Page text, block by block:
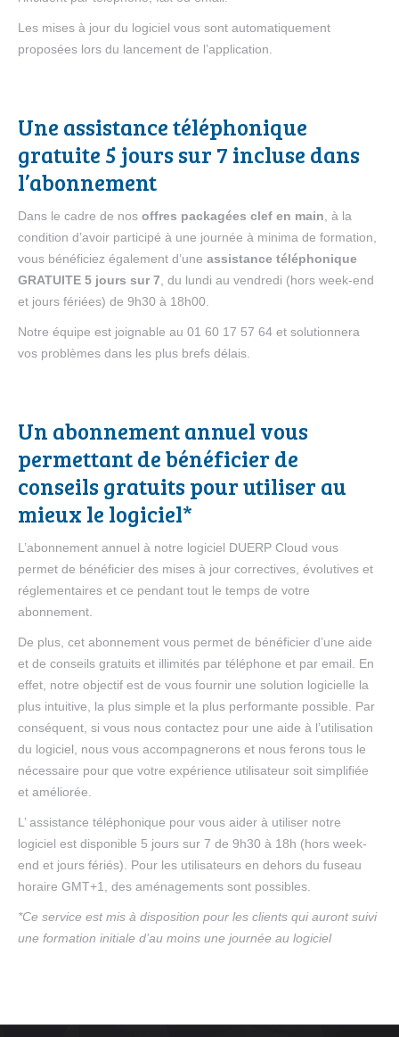
Les mises à jour du logiciel vous sont automatiquement
proposées lors du lancement de l’application.
Une assistance téléphonique
gratuite 5 jours sur 7 incluse dans
l’abonnement
Dans le cadre de nos offres packagées clef en main , à la
condition d’avoir participé à une journée à minima de formation,
vous bénéficiez également d’une assistance téléphonique
GRATUITE 5 jours sur 7 , du lundi au vendredi (hors week-end
et jours fériées) de 9h30 à 18h00.
Notre équipe est joignable au 01 60 17 57 64 et solutionnera
vos problèmes dans les plus brefs délais.
Un abonnement annuel vous
permettant de bénéficier de
conseils gratuits pour utiliser au
mieux le logiciel*
L’abonnement annuel à notre logiciel DUERP Cloud vous
permet de bénéficier des mises à jour correctives, évolutives et
réglementaires et ce pendant tout le temps de votre
abonnement.
De plus, cet abonnement vous permet de bénéficier d’une aide
et de conseils gratuits et illimités par téléphone et par email. En
effet, notre objectif est de vous fournir une solution logicielle la
plus intuitive, la plus simple et la plus performante possible. Par
conséquent, si vous nous contactez pour une aide à l’utilisation
du logiciel, nous vous accompagnerons et nous ferons tous le
nécessaire pour que votre expérience utilisateur soit simplifiée
et améliorée.
L’ assistance téléphonique pour vous aider à utiliser notre
logiciel est disponible 5 jours sur 7 de 9h30 à 18h (hors week-
end et jours fériés). Pour les utilisateurs en dehors du fuseau
horaire GMT+1, des aménagements sont possibles.
*Ce service est mis à disposition pour les clients qui auront suivi
une formation initiale d’au moins une journée au logiciel